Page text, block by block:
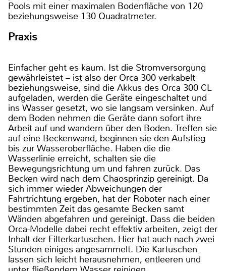
Pools mit einer maximalen Bodenfläche von 120
beziehungsweise 130 Quadratmeter.
Praxis
Einfacher geht es kaum. Ist die Stromversorgung
gewährleistet – ist also der Orca 300 verkabelt
beziehungsweise, sind die Akkus des Orca 300 CL
aufgeladen, werden die Geräte eingeschaltet und
ins Wasser gesetzt, wo sie langsam versinken. Auf
dem Boden nehmen die Geräte dann sofort ihre
Arbeit auf und wandern über den Boden. Treffen sie
auf eine Beckenwand, beginnen sie den Aufstieg
bis zur Wasseroberfläche. Haben die die
Wasserlinie erreicht, schalten sie die
Bewegungsrichtung um und fahren zurück. Das
Becken wird nach dem Chaosprinzip gereinigt. Da
sich immer wieder Abweichungen der
Fahrtrichtung ergeben, hat der Roboter nach einer
bestimmten Zeit das gesamte Becken samt
Wänden abgefahren und gereinigt. Dass die beiden
Orca-Modelle dabei recht effektiv arbeiten, zeigt der
Inhalt der Filterkartuschen. Hier hat auch nach zwei
Stunden einiges angesammelt. Die Kartuschen
lassen sich leicht herausnehmen, entleeren und